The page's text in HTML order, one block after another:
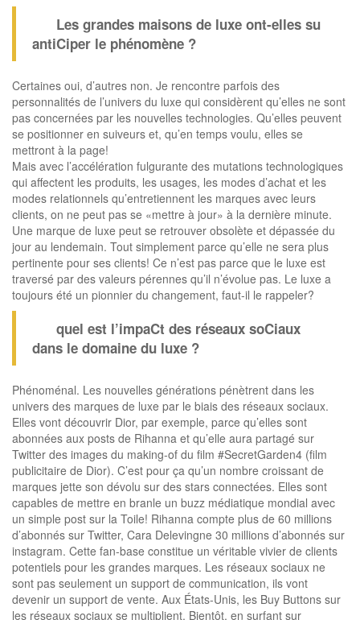
Les grandes maisons de luxe ont-elles su
antiCiper le phénomène ?
Certaines oui, d’autres non. Je rencontre parfois des
personnalités de l’univers du luxe qui considèrent qu’elles ne sont
pas concernées par les nouvelles technologies. Qu’elles peuvent
se positionner en suiveurs et, qu’en temps voulu, elles se
mettront à la page!
Mais avec l’accélération fulgurante des mutations technologiques
qui affectent les produits, les usages, les modes d’achat et les
modes relationnels qu’entretiennent les marques avec leurs
clients, on ne peut pas se «mettre à jour» à la dernière minute.
Une marque de luxe peut se retrouver obsolète et dépassée du
jour au lendemain. Tout simplement parce qu’elle ne sera plus
pertinente pour ses clients! Ce n’est pas parce que le luxe est
traversé par des valeurs pérennes qu’il n’évolue pas. Le luxe a
toujours été un pionnier du changement, faut-il le rappeler?
quel est l’impaCt des réseaux soCiaux
dans le domaine du luxe ?
Phénoménal. Les nouvelles générations pénètrent dans les
univers des marques de luxe par le biais des réseaux sociaux.
Elles vont découvrir Dior, par exemple, parce qu’elles sont
abonnées aux posts de Rihanna et qu’elle aura partagé sur
Twitter des images du making-of du film #SecretGarden4 (film
publicitaire de Dior). C’est pour ça qu’un nombre croissant de
marques jette son dévolu sur des stars connectées. Elles sont
capables de mettre en branle un buzz médiatique mondial avec
un simple post sur la Toile! Rihanna compte plus de 60 millions
d’abonnés sur Twitter, Cara Delevingne 30 millions d’abonnés sur
instagram. Cette fan-base constitue un véritable vivier de clients
potentiels pour les grandes marques. Les réseaux sociaux ne
sont pas seulement un support de communication, ils vont
devenir un support de vente. Aux États-Unis, les Buy Buttons sur
les réseaux sociaux se multiplient. Bientôt, en surfant sur